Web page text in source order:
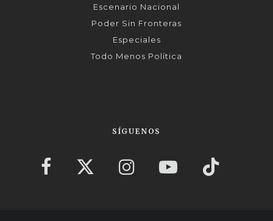
Escenario Nacional
Poder Sin Fronteras
Especiales
Todo Menos Política
SÍGUENOS